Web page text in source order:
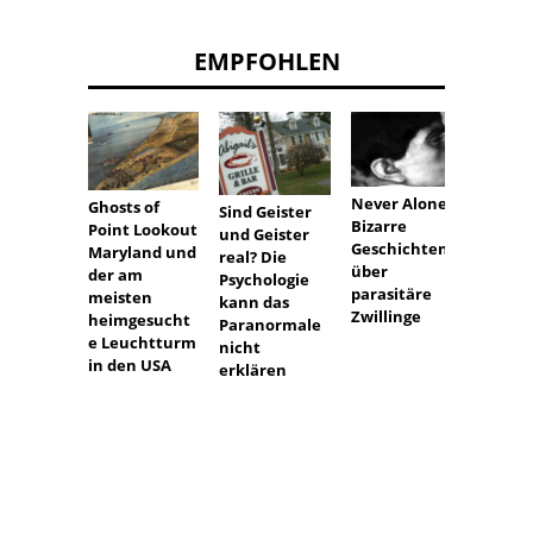
EMPFOHLEN
Ghosts of
Point Lookout
Maryland und
der am
meisten
heimgesucht
e Leuchtturm
in den USA
Sind Geister
und Geister
real? Die
Psychologie
kann das
Paranormale
nicht
erklären
Never Alone: ​​
Bizarre
Geschichten
über
parasitäre
Zwillinge